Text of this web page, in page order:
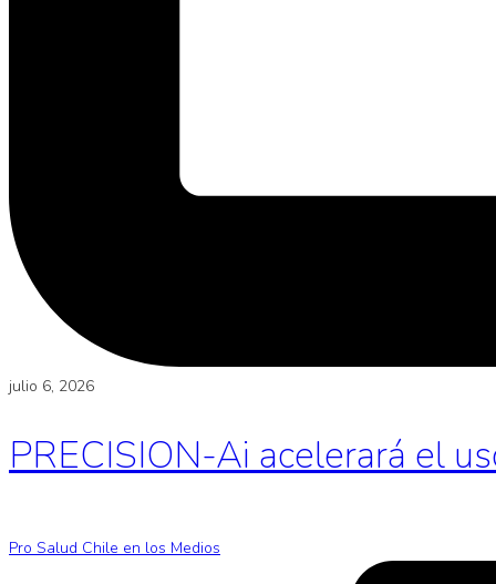
julio 6, 2026
PRECISION-Ai acelerará el
Pro Salud Chile en los Medios